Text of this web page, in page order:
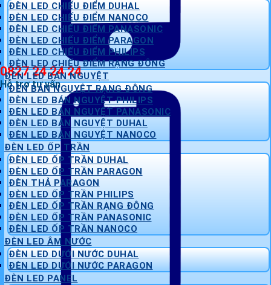
0827 24 24 24
Hỗ trợ tư vấn
ĐÈN LED CHIẾU ĐIỂM DUHAL
ĐÈN LED CHIẾU ĐIỂM NANOCO
ĐÈN LED CHIẾU ĐIỂM PANASONIC
ĐÈN LED CHIẾU ĐIỂM PARAGON
ĐÈN LED CHIẾU ĐIỂM PHILIPS
ĐÈN LED CHIẾU ĐIỂM RẠNG ĐÔNG
ĐÈN LED BÁN NGUYỆT
ĐÈN BÁN NGUYỆT RẠNG ĐÔNG
ĐÈN LED BÁN NGUYỆT PHILIPS
ĐÈN LED BÁN NGUYỆT PANASONIC
ĐÈN LED BÁN NGUYỆT DUHAL
ĐÈN LED BÁN NGUYỆT NANOCO
ĐÈN LED ỐP TRẦN
ĐÈN LED ỐP TRẦN DUHAL
ĐÈN LED ỐP TRẦN PARAGON
ĐÈN THẢ PARAGON
ĐÈN LED ỐP TRẦN PHILIPS
ĐÈN LED ỐP TRẦN RẠNG ĐÔNG
ĐÈN LED ỐP TRẦN PANASONIC
ĐÈN LED ỐP TRẦN NANOCO
ĐÈN LED ÂM NƯỚC
ĐÈN LED DƯỚI NƯỚC DUHAL
ĐÈN LED DƯỚI NƯỚC PARAGON
ĐÈN LED PANEL